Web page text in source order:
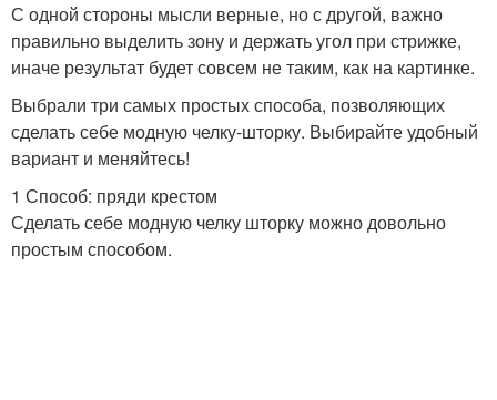
С одной стороны мысли верные, но с другой, важно
правильно выделить зону и держать угол при стрижке,
иначе результат будет совсем не таким, как на картинке.
Выбрали три самых простых способа, позволяющих
сделать себе модную челку-шторку. Выбирайте удобный
вариант и меняйтесь!
1 Способ: пряди крестом
Сделать себе модную челку шторку можно довольно
простым способом.